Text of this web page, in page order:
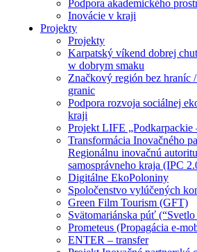
Podpora akademického
Inovácie v kraji
Projekty
Projekty
Karpatský víkend dobrej
w dobrym smaku
Značkový región bez hraníc
granic
Podpora rozvoja sociálnej
kraji
Projekt LIFE „Podkarpackie
Transformácia Inovačného
Regionálnu inovačnú
samosprávneho kraja (IPC
Digitálne EkoPoloniny
Spoločenstvo vylúčených
Green Film Tourism (GFT)
Svätomariánska púť
Prometeus (Propagácia e-
ENTER – transfer